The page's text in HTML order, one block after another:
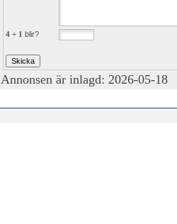
4 + 1 blir?
Annonsen är inlagd: 2026-05-18